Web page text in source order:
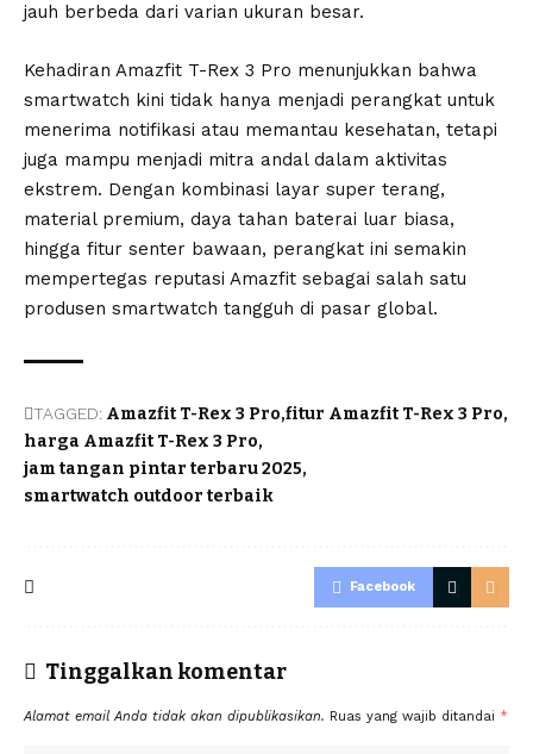
jauh berbeda dari varian ukuran besar.
Kehadiran Amazfit T-Rex 3 Pro menunjukkan bahwa
smartwatch kini tidak hanya menjadi perangkat untuk
menerima notifikasi atau memantau kesehatan, tetapi
juga mampu menjadi mitra andal dalam aktivitas
ekstrem. Dengan kombinasi layar super terang,
material premium, daya tahan baterai luar biasa,
hingga fitur senter bawaan, perangkat ini semakin
mempertegas reputasi Amazfit sebagai salah satu
produsen smartwatch tangguh di pasar global.
TAGGED: Amazfit T-Rex 3 Pro fitur Amazfit T-Rex 3 Pro
harga Amazfit T-Rex 3 Pro
jam tangan pintar terbaru 2025
smartwatch outdoor terbaik
Facebook
Tinggalkan komentar
Alamat email Anda tidak akan dipublikasikan. Ruas yang wajib ditandai *